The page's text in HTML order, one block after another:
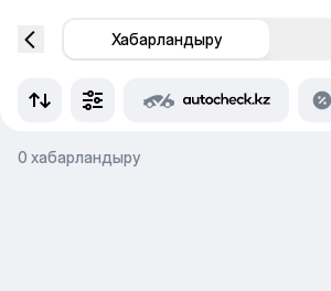
Хабарландыру
0 хабарландыру